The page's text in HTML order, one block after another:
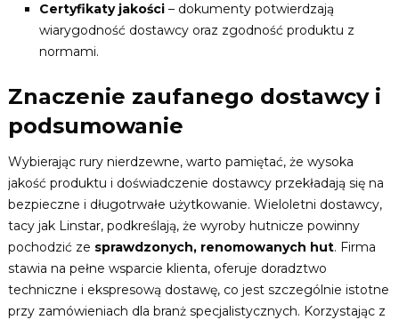
Certyfikaty jakości– dokumenty potwierdzają
wiarygodność dostawcy oraz zgodność produktu z
normami.
Znaczenie zaufanego dostawcy i
podsumowanie
Wybierając rury nierdzewne, warto pamiętać, że wysoka
jakość produktu i doświadczenie dostawcy przekładają się na
bezpieczne i długotrwałe użytkowanie. Wieloletni dostawcy,
tacy jak Linstar, podkreślają, że wyroby hutnicze powinny
pochodzić ze sprawdzonych, renomowanych hut. Firma
stawia na pełne wsparcie klienta, oferuje doradztwo
techniczne i ekspresową dostawę, co jest szczególnie istotne
przy zamówieniach dla branż specjalistycznych. Korzystając z